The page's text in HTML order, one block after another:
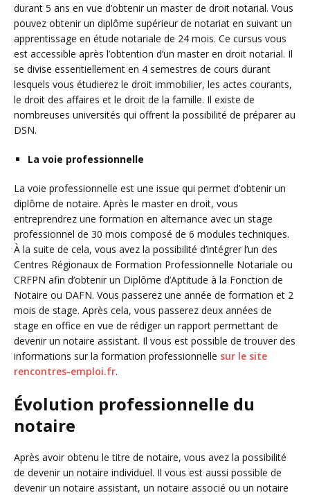
durant 5 ans en vue d’obtenir un master de droit notarial. Vous
pouvez obtenir un diplôme supérieur de notariat en suivant un
apprentissage en étude notariale de 24 mois. Ce cursus vous
est accessible après l’obtention d’un master en droit notarial. Il
se divise essentiellement en 4 semestres de cours durant
lesquels vous étudierez le droit immobilier, les actes courants,
le droit des affaires et le droit de la famille. Il existe de
nombreuses universités qui offrent la possibilité de préparer au
DSN.
La voie professionnelle
La voie professionnelle est une issue qui permet d’obtenir un
diplôme de notaire. Après le master en droit, vous
entreprendrez une formation en alternance avec un stage
professionnel de 30 mois composé de 6 modules techniques.
À la suite de cela, vous avez la possibilité d’intégrer l’un des
Centres Régionaux de Formation Professionnelle Notariale ou
CRFPN afin d’obtenir un Diplôme d’Aptitude à la Fonction de
Notaire ou DAFN. Vous passerez une année de formation et 2
mois de stage. Après cela, vous passerez deux années de
stage en office en vue de rédiger un rapport permettant de
devenir un notaire assistant. Il vous est possible de trouver des
informations sur la formation professionnelle sur le site
rencontres-emploi.fr.
Évolution professionnelle du
notaire
Après avoir obtenu le titre de notaire, vous avez la possibilité
de devenir un notaire individuel. Il vous est aussi possible de
devenir un notaire assistant, un notaire associé ou un notaire